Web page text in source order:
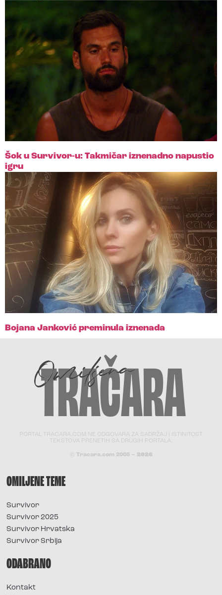
Šok u Survivor-u: Takmičar iznenadno napustio
igru
Bojana Janković preminula iznenada
PORTAL TRACARA.COM NE ODGOVARA ZA SADRŽAJ I ISTINITOST
TEKSTOVA PRENETIH SA DRUGIH PORTALA.
© Tracara.com 2008 – 2026
OMILJENE TEME
Survivor
Survivor 2025
Survivor Hrvatska
Survivor Srbija
ODABRANO
Kontakt